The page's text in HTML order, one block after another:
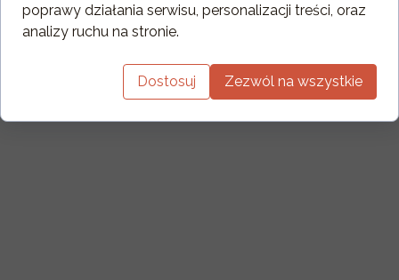
poprawy działania serwisu, personalizacji treści, oraz
analizy ruchu na stronie.
Dostosuj Zezwól na wszystkie